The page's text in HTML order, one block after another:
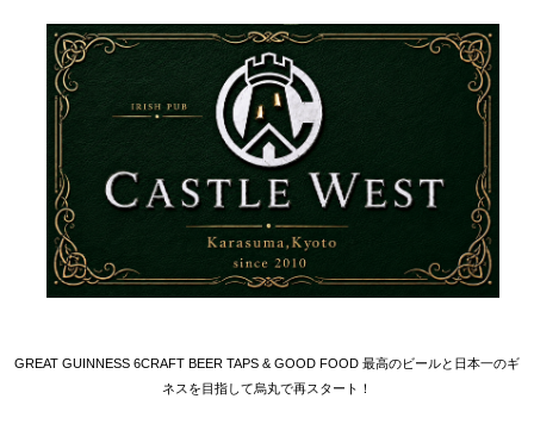
GREAT GUINNESS 6CRAFT BEER TAPS & GOOD FOOD 最高のビールと日本一のギ
ネスを目指して烏丸で再スタート！